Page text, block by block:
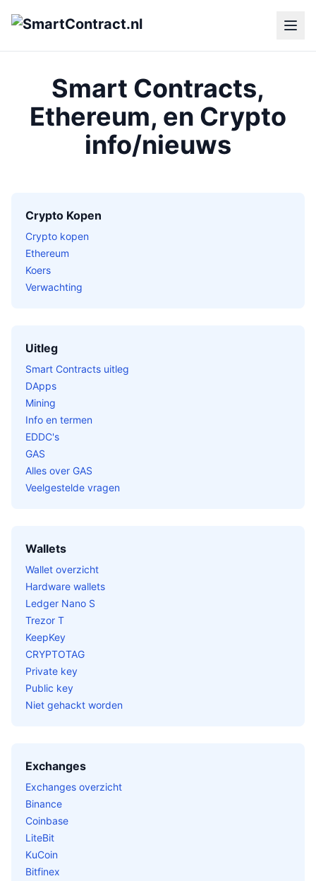
Smart Contracts,
Ethereum, en Crypto
info/nieuws
Crypto Kopen
Crypto kopen
Ethereum
Koers
Verwachting
Uitleg
Smart Contracts uitleg
DApps
Mining
Info en termen
EDDC's
GAS
Alles over GAS
Veelgestelde vragen
Wallets
Wallet overzicht
Hardware wallets
Ledger Nano S
Trezor T
KeepKey
CRYPTOTAG
Private key
Public key
Niet gehackt worden
Exchanges
Exchanges overzicht
Binance
Coinbase
LiteBit
KuCoin
Bitfinex